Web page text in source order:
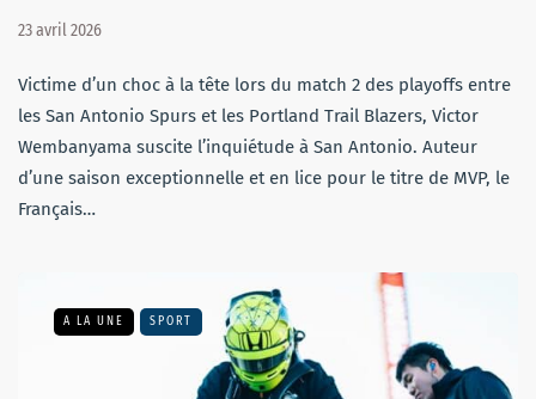
23 avril 2026
Victime d’un choc à la tête lors du match 2 des playoffs entre
les San Antonio Spurs et les Portland Trail Blazers, Victor
Wembanyama suscite l’inquiétude à San Antonio. Auteur
d’une saison exceptionnelle et en lice pour le titre de MVP, le
Français…
A LA UNE SPORT